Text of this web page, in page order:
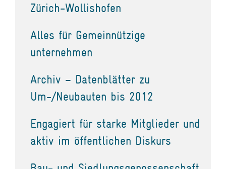
Zürich-Wollishofen
Alles für Gemeinnützige
unternehmen
Archiv – Datenblätter zu
Um-/Neubauten bis 2012
Engagiert für starke Mitglieder und
aktiv im öffentlichen Diskurs